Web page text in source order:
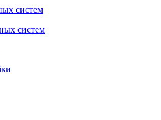
систем
систем